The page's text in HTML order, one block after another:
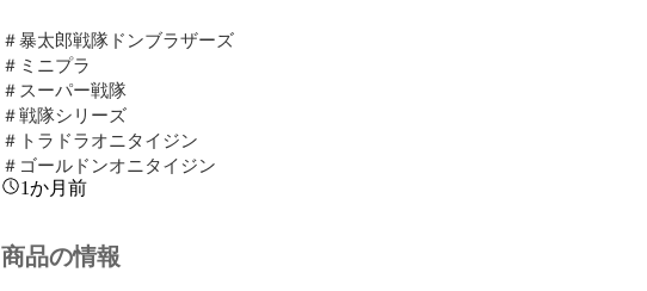
＃暴太郎戦隊ドンブラザーズ
＃ミニプラ
＃スーパー戦隊
＃戦隊シリーズ
＃トラドラオニタイジン
＃ゴールドンオニタイジン
1か月前
商品の情報